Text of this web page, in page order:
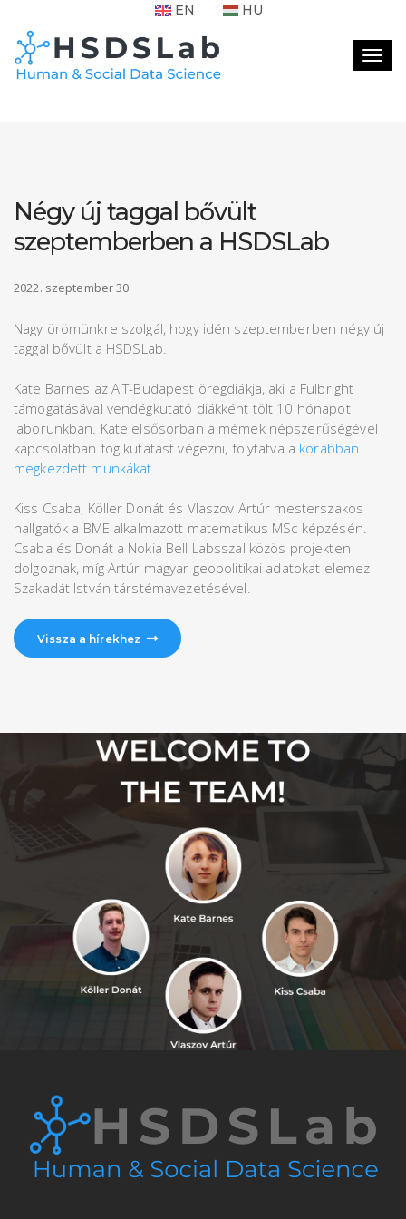
EN HU
Négy új taggal bővült
szeptemberben a HSDSLab
2022. szeptember 30.
Nagy örömünkre szolgál, hogy idén szeptemberben négy új
taggal bővült a HSDSLab.
Kate Barnes az AIT-Budapest öregdiákja, aki a Fulbright
támogatásával vendégkutató diákként tölt 10 hónapot
laborunkban. Kate elsősorban a mémek népszerűségével
kapcsolatban fog kutatást végezni, folytatva a korábban
megkezdett munkákat
Kiss Csaba, Köller Donát és Vlaszov Artúr mesterszakos
hallgatók a BME alkalmazott matematikus MSc képzésén.
Csaba és Donát a Nokia Bell Labsszal közös projekten
dolgoznak, míg Artúr magyar geopolitikai adatokat elemez
Szakadát István társtémavezetésével.
Vissza a hírekhez